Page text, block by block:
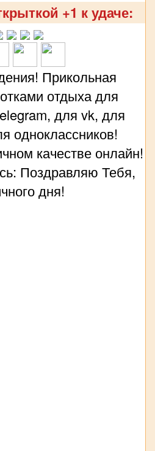
+1 к удаче:
Прикольная
отдыха для
для vk, для
одноклассников!
качестве онлайн!
Поздравляю Тебя,
дня!